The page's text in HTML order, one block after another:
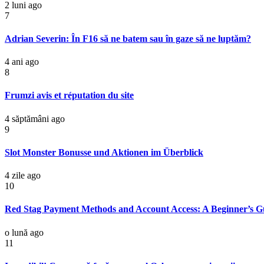
2 luni ago
7
Adrian Severin: În F16 să ne batem sau în gaze să ne luptăm?
4 ani ago
8
Frumzi avis et réputation du site
4 săptămâni ago
9
Slot Monster Bonusse und Aktionen im Überblick
4 zile ago
10
Red Stag Payment Methods and Account Access: A Beginner’s
o lună ago
11